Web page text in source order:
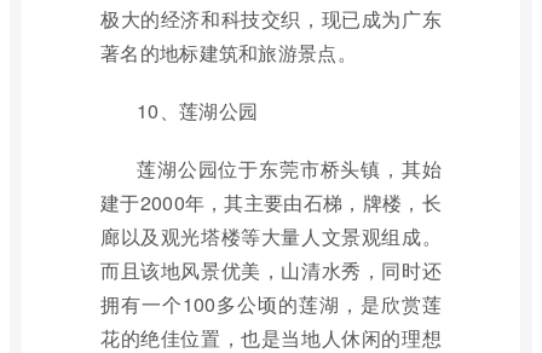
极大的经济和科技交织，现已成为广东
著名的地标建筑和旅游景点。
10、莲湖公园
莲湖公园位于东莞市桥头镇，其始
建于2000年，其主要由石梯，牌楼，长
廊以及观光塔楼等大量人文景观组成。
而且该地风景优美，山清水秀，同时还
拥有一个100多公顷的莲湖，是欣赏莲
花的绝佳位置，也是当地人休闲的理想